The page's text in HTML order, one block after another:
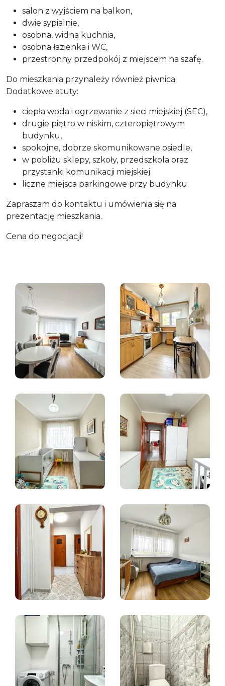
salon z wyjściem na balkon,
dwie sypialnie,
osobna, widna kuchnia,
osobna łazienka i WC,
przestronny przedpokój z miejscem na szafę.
Do mieszkania przynależy również piwnica.
Dodatkowe atuty:
ciepła woda i ogrzewanie z sieci miejskiej (SEC),
drugie piętro w niskim, czteropiętrowym
budynku,
spokojne, dobrze skomunikowane osiedle,
w pobliżu sklepy, szkoły, przedszkola oraz
przystanki komunikacji miejskiej
liczne miejsca parkingowe przy budynku.
Zapraszam do kontaktu i umówienia się na
prezentację mieszkania.
Cena do negocjacji!